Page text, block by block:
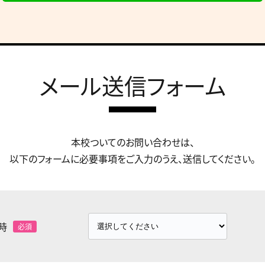
メール送信フォーム
本校ついてのお問い合わせは、
以下のフォームに必要事項をご入力のうえ、送信してください。